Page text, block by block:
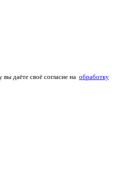
даёте своё согласие на обработку